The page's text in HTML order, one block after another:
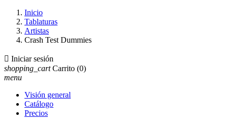
Inicio
Tablaturas
Artistas
Crash Test Dummies
 Iniciar sesión
shopping_cart Carrito (0)
menu
Visión general
Catálogo
Precios